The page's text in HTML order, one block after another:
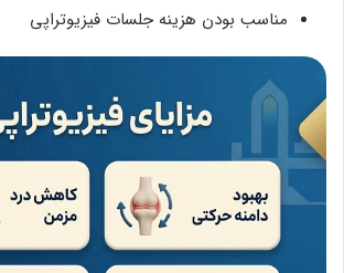
مناسب بودن هزینه جلسات فیزیوتراپی